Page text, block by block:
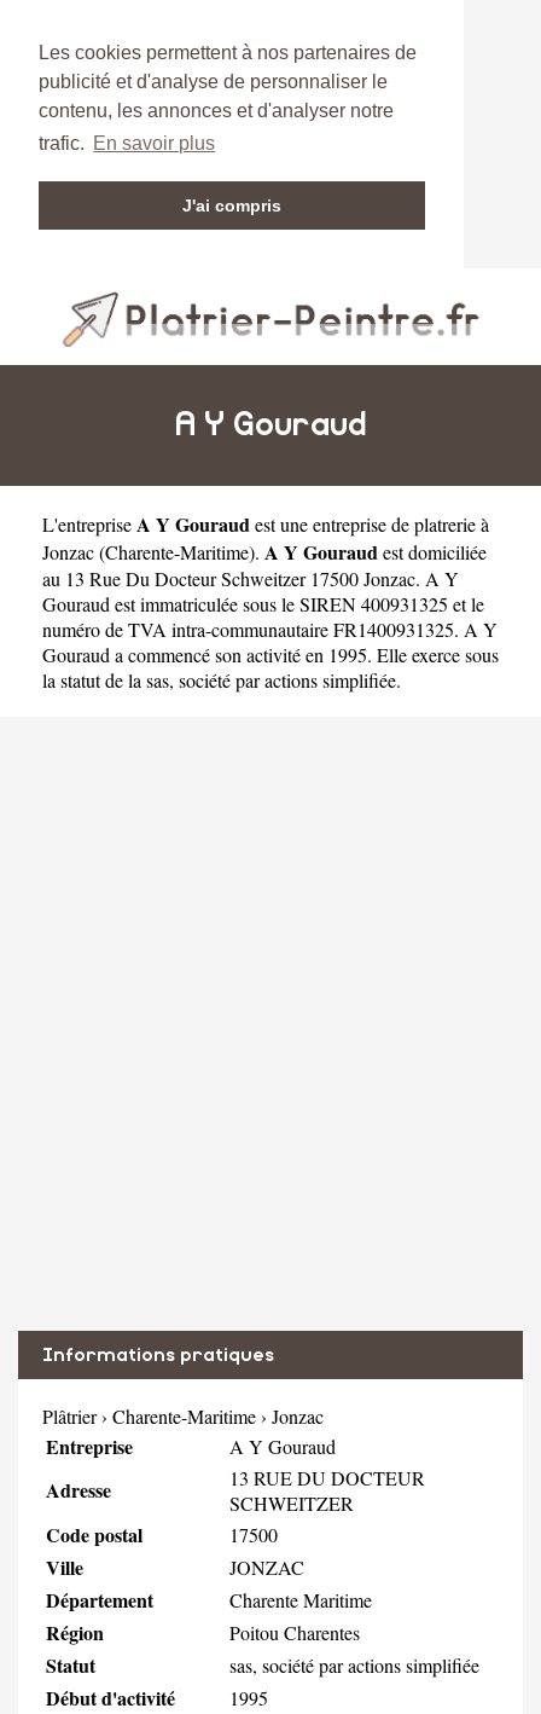
Les cookies permettent à nos partenaires de
publicité et d'analyse de personnaliser le
contenu, les annonces et d'analyser notre
trafic. En savoir plus
J'ai compris
A Y Gouraud
L'entrepriseA Y Gouraudest uneentreprise de platrerie à
Jonzac(Charente-Maritime). A Y Gouraudest domiciliée
au 13 Rue Du Docteur Schweitzer 17500 Jonzac. A Y
Gouraud est immatriculée sous le SIREN 400931325 et le
numéro de TVA intra-communautaire FR1400931325. A Y
Gouraud a commencé son activité en 1995. Elle exerce sous
la statut de la sas, société par actions simplifiée.
Informations pratiques
Plâtrier› Charente-Maritime› Jonzac
Entreprise A Y Gouraud
Adresse
13 RUE DU DOCTEUR
SCHWEITZER
Code postal 17500
Ville JONZAC
Département Charente Maritime
Région Poitou Charentes
Statut sas, société par actions simplifiée
Début d'activité 1995